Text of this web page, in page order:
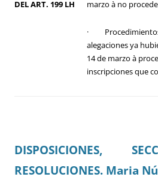
DEL ART. 199 LH
marzo à no
·
alegaciones ya
14 de marzo à
inscripciones que
DISPOSICIONES,
RESOLUCIONES. Maria